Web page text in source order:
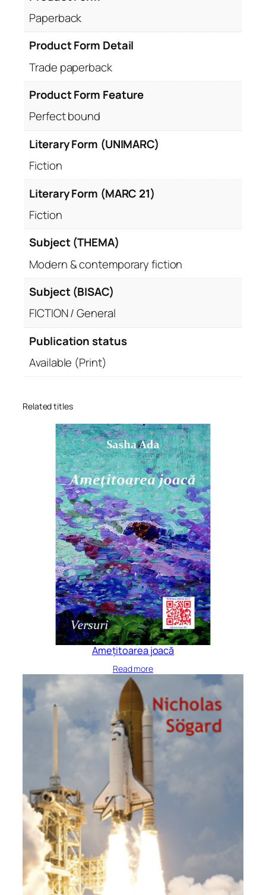
Paperback
Product Form Detail
Trade paperback
Product Form Feature
Perfect bound
Literary Form (UNIMARC)
Fiction
Literary Form (MARC 21)
Fiction
Subject (THEMA)
Modern & contemporary fiction
Subject (BISAC)
FICTION / General
Publication status
Available (Print)
Related titles
Amețitoarea joacă
Read more